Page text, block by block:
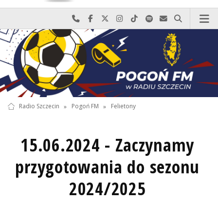
Najlepiej po prostu do nas zadzwoń
Odwiedź nas na Facebook-u
Odwiedź nas na X
Odwiedź nas na Instagram-ie
Odwiedź nas na TikTok-u
Szukaj nas na Spotify
Wyślij do nas
Szukaj
Radio Szczecin » Pogoń FM » Felietony
15.06.2024 - Zaczynamy
przygotowania do sezonu
2024/2025